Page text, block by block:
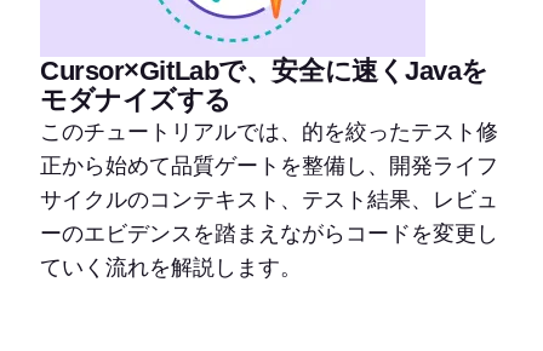
Cursor×GitLabで、安全に速くJavaを
モダナイズする
このチュートリアルでは、的を絞ったテスト修
正から始めて品質ゲートを整備し、開発ライフ
サイクルのコンテキスト、テスト結果、レビュ
ーのエビデンスを踏まえながらコードを変更し
ていく流れを解説します。